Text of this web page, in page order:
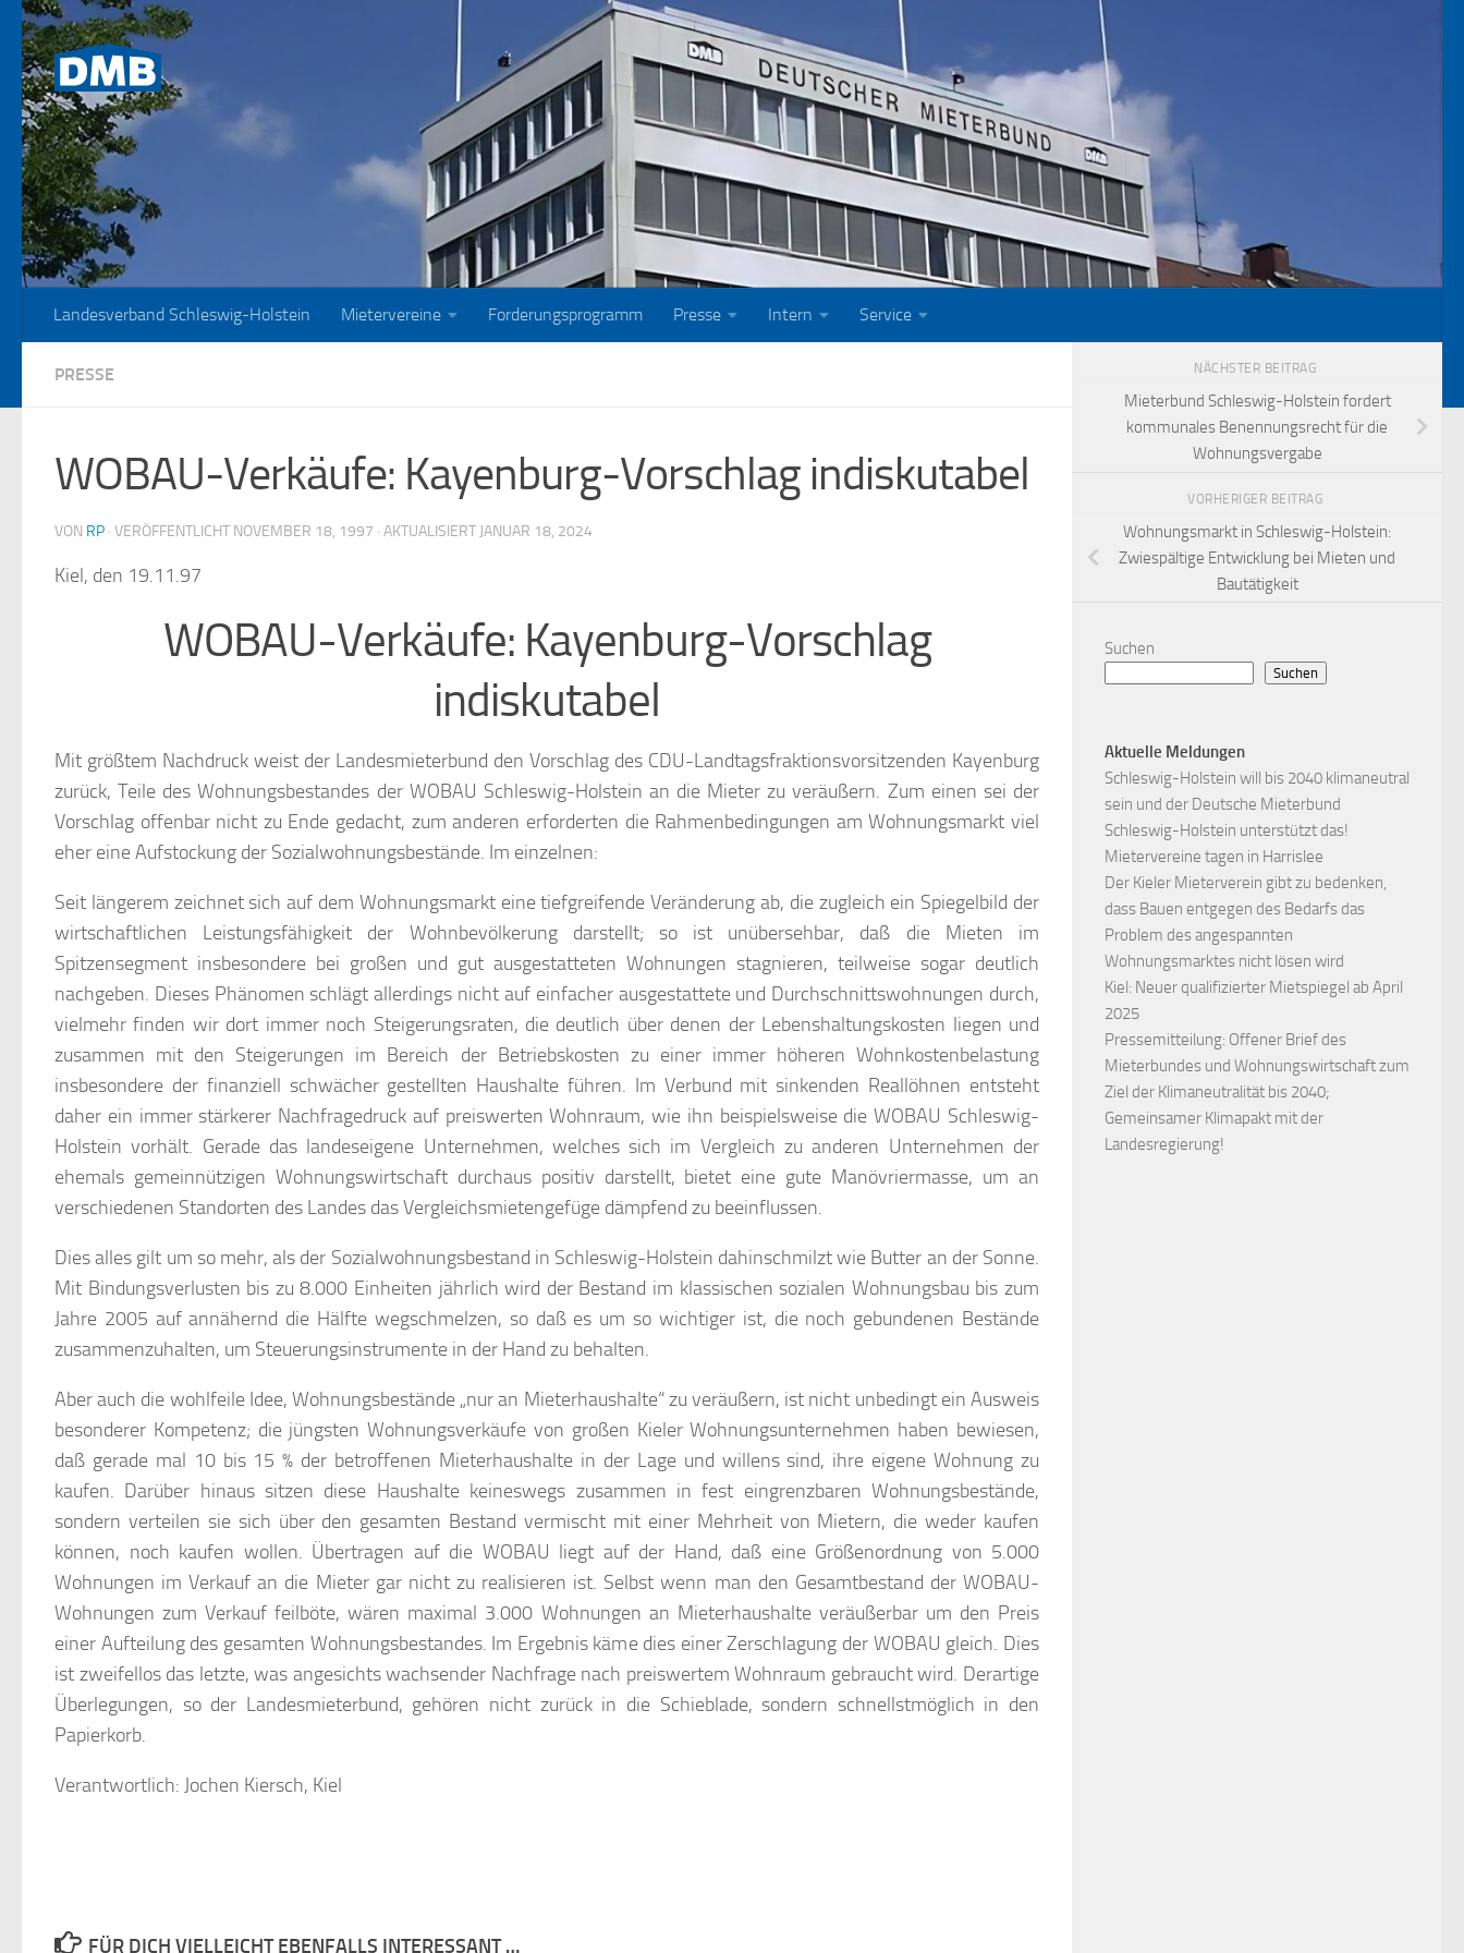
Zum Inhalt springen
Landesverband Schleswig-Holstein Mietervereine Forderungsprogramm Presse Intern Service
PRESSE
WOBAU-Verkäufe: Kayenburg-Vorschlag indiskutabel
VON RP · VERÖFFENTLICHT NOVEMBER 18, 1997 · AKTUALISIERT JANUAR 18, 2024
Kiel, den 19.11.97
WOBAU-Verkäufe: Kayenburg-Vorschlag
indiskutabel
Mit größtem Nachdruck weist der Landesmieterbund den Vorschlag des CDU-Landtagsfraktionsvorsitzenden Kayenburg
zurück, Teile des Wohnungsbestandes der WOBAU Schleswig-Holstein an die Mieter zu veräußern. Zum einen sei der
Vorschlag offenbar nicht zu Ende gedacht, zum anderen erforderten die Rahmenbedingungen am Wohnungsmarkt viel
eher eine Aufstockung der Sozialwohnungsbestände. Im einzelnen:
Seit längerem zeichnet sich auf dem Wohnungsmarkt eine tiefgreifende Veränderung ab, die zugleich ein Spiegelbild der
wirtschaftlichen Leistungsfähigkeit der Wohnbevölkerung darstellt; so ist unübersehbar, daß die Mieten im
Spitzensegment insbesondere bei großen und gut ausgestatteten Wohnungen stagnieren, teilweise sogar deutlich
nachgeben. Dieses Phänomen schlägt allerdings nicht auf einfacher ausgestattete und Durchschnittswohnungen durch,
vielmehr finden wir dort immer noch Steigerungsraten, die deutlich über denen der Lebenshaltungskosten liegen und
zusammen mit den Steigerungen im Bereich der Betriebskosten zu einer immer höheren Wohnkostenbelastung
insbesondere der finanziell schwächer gestellten Haushalte führen. Im Verbund mit sinkenden Reallöhnen entsteht
daher ein immer stärkerer Nachfragedruck auf preiswerten Wohnraum, wie ihn beispielsweise die WOBAU Schleswig-
Holstein vorhält. Gerade das landeseigene Unternehmen, welches sich im Vergleich zu anderen Unternehmen der
ehemals gemeinnützigen Wohnungswirtschaft durchaus positiv darstellt, bietet eine gute Manövriermasse, um an
verschiedenen Standorten des Landes das Vergleichsmietengefüge dämpfend zu beeinflussen.
Dies alles gilt um so mehr, als der Sozialwohnungsbestand in Schleswig-Holstein dahinschmilzt wie Butter an der Sonne.
Mit Bindungsverlusten bis zu 8.000 Einheiten jährlich wird der Bestand im klassischen sozialen Wohnungsbau bis zum
Jahre 2005 auf annähernd die Hälfte wegschmelzen, so daß es um so wichtiger ist, die noch gebundenen Bestände
zusammenzuhalten, um Steuerungsinstrumente in der Hand zu behalten.
Aber auch die wohlfeile Idee, Wohnungsbestände „nur an Mieterhaushalte“ zu veräußern, ist nicht unbedingt ein Ausweis
besonderer Kompetenz; die jüngsten Wohnungsverkäufe von großen Kieler Wohnungsunternehmen haben bewiesen,
daß gerade mal 10 bis 15 % der betroffenen Mieterhaushalte in der Lage und willens sind, ihre eigene Wohnung zu
kaufen. Darüber hinaus sitzen diese Haushalte keineswegs zusammen in fest eingrenzbaren Wohnungsbestände,
sondern verteilen sie sich über den gesamten Bestand vermischt mit einer Mehrheit von Mietern, die weder kaufen
können, noch kaufen wollen. Übertragen auf die WOBAU liegt auf der Hand, daß eine Größenordnung von 5.000
Wohnungen im Verkauf an die Mieter gar nicht zu realisieren ist. Selbst wenn man den Gesamtbestand der WOBAU-
Wohnungen zum Verkauf feilböte, wären maximal 3.000 Wohnungen an Mieterhaushalte veräußerbar um den Preis
einer Aufteilung des gesamten Wohnungsbestandes. Im Ergebnis käme dies einer Zerschlagung der WOBAU gleich. Dies
ist zweifellos das letzte, was angesichts wachsender Nachfrage nach preiswertem Wohnraum gebraucht wird. Derartige
Überlegungen, so der Landesmieterbund, gehören nicht zurück in die Schieblade, sondern schnellstmöglich in den
Papierkorb.
Verantwortlich: Jochen Kiersch, Kiel
FÜR DICH VIELLEICHT EBENFALLS INTERESSANT …
NÄCHSTER BEITRAG
Mieterbund Schleswig-Holstein fordert
kommunales Benennungsrecht für die
Wohnungsvergabe
VORHERIGER BEITRAG
Wohnungsmarkt in Schleswig-Holstein:
Zwiespältige Entwicklung bei Mieten und
Bautätigkeit
Suchen
Suchen
Aktuelle Meldungen
Schleswig-Holstein will bis 2040 klimaneutral
sein und der Deutsche Mieterbund
Schleswig-Holstein unterstützt das!
Mietervereine tagen in Harrislee
Der Kieler Mieterverein gibt zu bedenken,
dass Bauen entgegen des Bedarfs das
Problem des angespannten
Wohnungsmarktes nicht lösen wird
Kiel: Neuer qualifizierter Mietspiegel ab April
2025
Pressemitteilung: Offener Brief des
Mieterbundes und Wohnungswirtschaft zum
Ziel der Klimaneutralität bis 2040;
Gemeinsamer Klimapakt mit der
Landesregierung!